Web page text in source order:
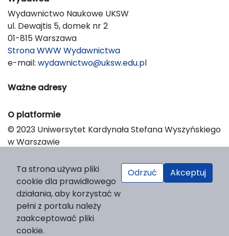
Wydawnictwo Naukowe UKSW
ul. Dewajtis 5, domek nr 2
01-815 Warszawa
Strona WWW Wydawnictwa
e-mail: wydawnictwo@uksw.edu.pl
Ważne adresy
O platformie
© 2023 Uniwersytet Kardynała Stefana Wyszyńskiego
w Warszawie
Platform & Workflow by OJS/PKP
Ta strona używa pliki
cookie dla prawidłowego
działania, aby korzystać w
pełni z portalu należy
zaakceptować pliki
cookie.
Odrzuć Akceptuj